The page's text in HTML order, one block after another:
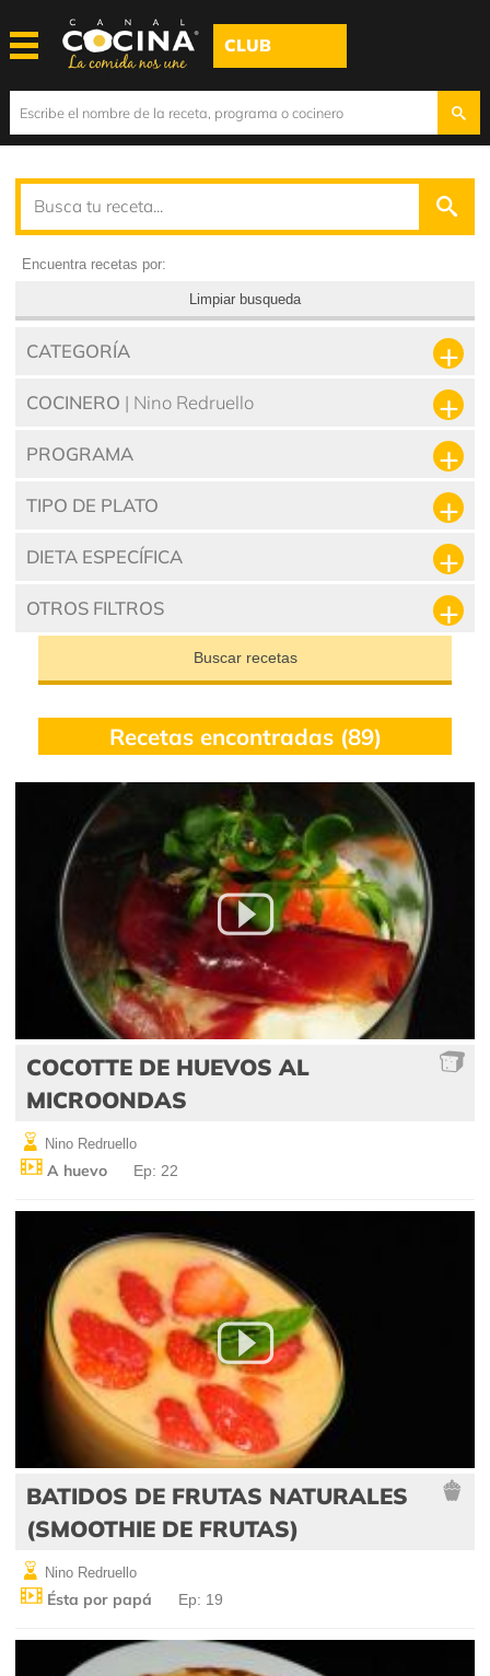
CLUB
Encuentra recetas por:
Limpiar busqueda
CATEGORÍA
COCINERO | Nino Redruello
PROGRAMA
TIPO DE PLATO
DIETA ESPECÍFICA
OTROS FILTROS
Buscar recetas
Recetas encontradas (89)
COCOTTE DE HUEVOS AL
MICROONDAS
Nino Redruello
A huevo Ep: 22
BATIDOS DE FRUTAS NATURALES
(SMOOTHIE DE FRUTAS)
Nino Redruello
Ésta por papá Ep: 19